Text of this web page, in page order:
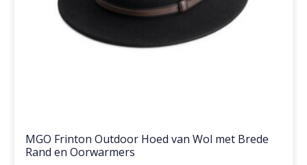
MGO Frinton Outdoor Hoed van Wol met Brede
Rand en Oorwarmers